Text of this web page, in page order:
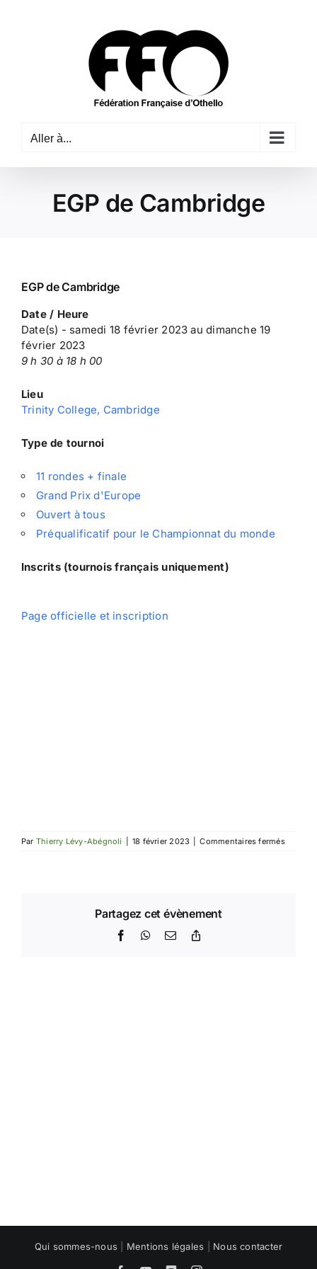
Aller à...
EGP de Cambridge
EGP de Cambridge
Date / Heure
Date(s) - samedi 18 février 2023 au dimanche 19
février 2023
9 h 30 à 18 h 00
Lieu
Trinity College, Cambridge
Type de tournoi
11 rondes + finale
Grand Prix d'Europe
Ouvert à tous
Préqualificatif pour le Championnat du monde
Inscrits (tournois français uniquement)
Page officielle et inscription
Par Thierry Lévy-Abégnoli 18 février 2023 Commentaires ferméssur
Partagez cet évènement
FacebookWhatsApp
Email
Qui sommes-nous Mentions légales Nous contacter